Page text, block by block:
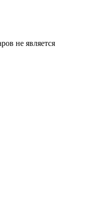
не является